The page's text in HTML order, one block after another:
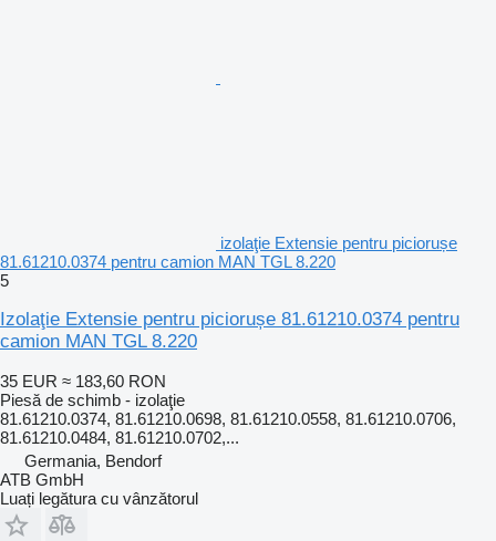
izolaţie Extensie pentru piciorușe
81.61210.0374 pentru camion MAN TGL 8.220
5
Izolaţie Extensie pentru piciorușe 81.61210.0374 pentru
camion MAN TGL 8.220
35 EUR ≈ 183,60 RON
Piesă de schimb - izolaţie
81.61210.0374, 81.61210.0698, 81.61210.0558, 81.61210.0706,
81.61210.0484, 81.61210.0702,...
Germania, Bendorf
ATB GmbH
Luați legătura cu vânzătorul